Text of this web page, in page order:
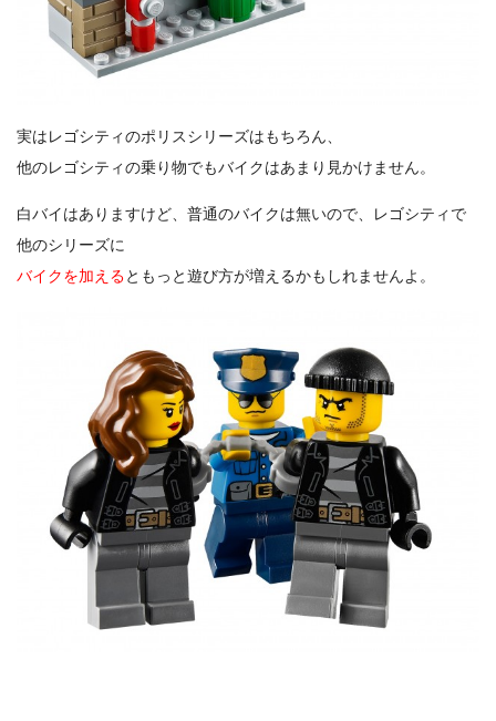
実はレゴシティのポリスシリーズはもちろん、
他のレゴシティの乗り物でもバイクはあまり見かけません。
白バイはありますけど、普通のバイクは無いので、レゴシティで
他のシリーズに
バイクを加えるともっと遊び方が増えるかもしれませんよ。